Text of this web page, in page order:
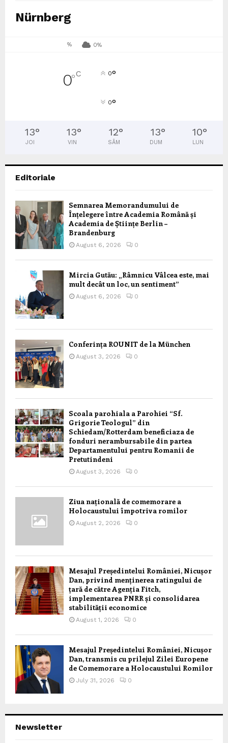
Nürnberg
% 0%
0°C 0°
0°
13°
JOI
13°
VIN
12°
SÂM
13°
DUM
10°
LUN
Editoriale
Semnarea Memorandumului de
Înțelegere între Academia Română și
Academia de Științe Berlin –
Brandenburg
August 6, 2026 0
Mircia Gutău: „Râmnicu Vâlcea este, mai
mult decât un loc, un sentiment”
August 6, 2026 0
Conferința ROUNIT de la München
August 3, 2026 0
Scoala parohiala a Parohiei “Sf.
Grigorie Teologul” din
Schiedam/Rotterdam beneficiaza de
fonduri nerambursabile din partea
Departamentului pentru Romanii de
Pretutindeni
August 3, 2026 0
Ziua națională de comemorare a
Holocaustului împotriva romilor
August 2, 2026 0
Mesajul Președintelui României, Nicușor
Dan, privind menținerea ratingului de
țară de către Agenția Fitch,
implementarea PNRR și consolidarea
stabilității economice
August 1, 2026 0
Mesajul Președintelui României, Nicușor
Dan, transmis cu prilejul Zilei Europene
de Comemorare a Holocaustului Romilor
July 31, 2026 0
Newsletter